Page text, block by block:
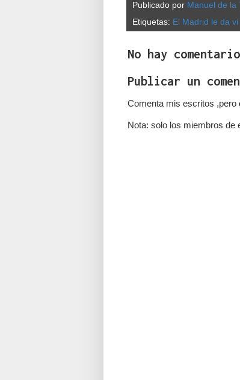
Publicado por Manuel de la
Etiquetas: El Madrid le da
No hay
Publicar un
Comenta mis escritos ,pero
Nota: solo los miembros de